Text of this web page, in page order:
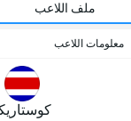
ملف اللاعب
معلومات اللاعب